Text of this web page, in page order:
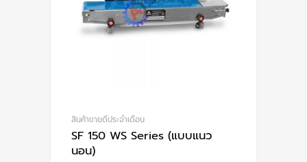
สินค้าขายดีประจำเดือน
SF 150 WS Series (แบบแนว
นอน)